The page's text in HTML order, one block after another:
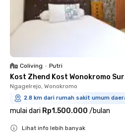
Coliving • Putri
Kost Zhend Kost Wonokromo
Ngagelrejo, Wonokromo
2.8 km dari rumah sakit umum
mulai dari Rp1.500.000 /bulan
Lihat info lebih banyak